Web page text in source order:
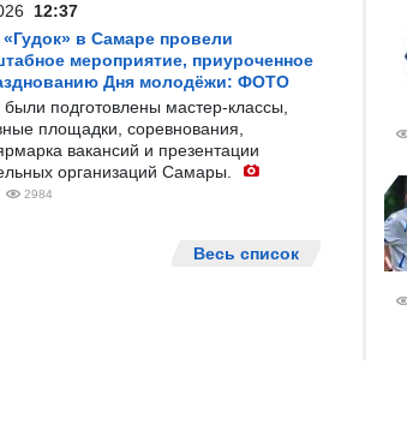
12:37
в Самаре провели
мероприятие, приуроченное
Дня молодёжи: ФОТО
были подготовлены мастер-классы,
площадки, соревнования,
вакансий и презентации
организаций Самары.
2984
Весь список